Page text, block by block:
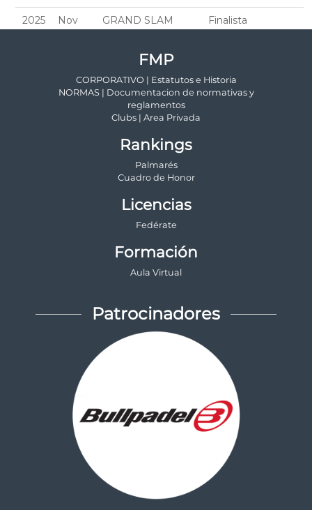
FMP
CORPORATIVO | Estatutos e Historia
NORMAS | Documentacion de normativas y
reglamentos
Clubs | Area Privada
Rankings
Palmarés
Cuadro de Honor
Licencias
Fedérate
Formación
Aula Virtual
Patrocinadores